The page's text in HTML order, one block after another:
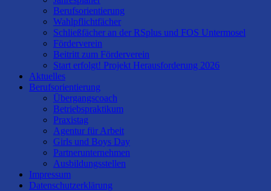
Berufsorientierung
Wahlpflichtfächer
Schließfächer an der RSplus und FOS Untermosel
Förderverein
Beitritt zum Förderverein
Start erfolgt! Projekt Herausforderung 2026
Aktuelles
Berufsorientierung
Übergangscoach
Betriebspraktikum
Praxistag
Agentur für Arbeit
Girls und Boys Day
Partnerunternehmen
Ausbildungsstellen
Impressum
Datenschutzerklärung